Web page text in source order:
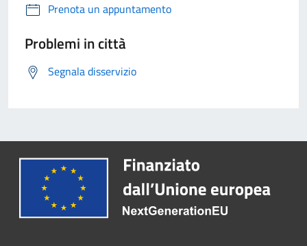
Prenota un appuntamento
Problemi in città
Segnala disservizio